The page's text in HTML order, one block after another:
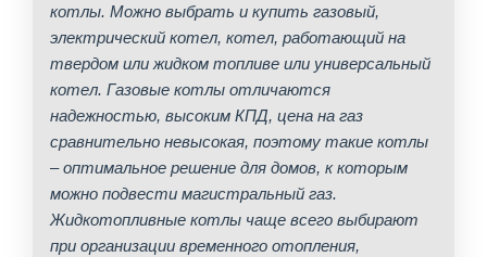
котлы. Можно выбрать и купить газовый,
электрический котел, котел, работающий на
твердом или жидком топливе или универсальный
котел. Газовые котлы отличаются
надежностью, высоким КПД, цена на газ
сравнительно невысокая, поэтому такие котлы
– оптимальное решение для домов, к которым
можно подвести магистральный газ.
Жидкотопливные котлы чаще всего выбирают
при организации временного отопления,